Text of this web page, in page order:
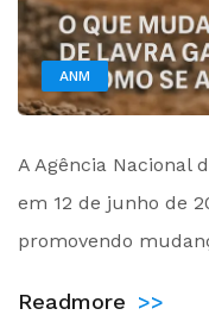
ANM
by
Administrador
A Agência Nacional
em 12 de junho de
promovendo
Readmore >>